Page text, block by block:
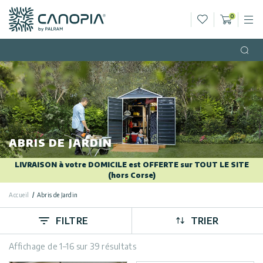
Canopia FR
Français
Pays USA
Catégories
Serres
Tonnelles
de Jardin
Abris
de
Jardin
Info
Appelez
Nous
Politique de
confidentialité
Liste de
0
ABRIS DE JARDIN
LIVRAISON à votre DOMICILE est OFFERTE sur TOUT LE SITE
(hors Corse)
Accueil Abris de Jardin
FILTRE TRIER
Affichage de 1–16 sur 39 résultats